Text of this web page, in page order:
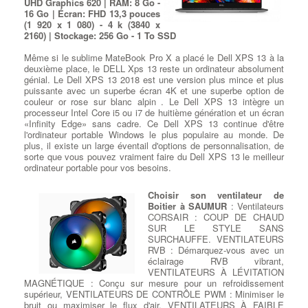
de causer des dommages plutôt que de gagner de l'argent grâce
aux rançons. Il a causé des dégâts importants aux entreprises et
aux infrastructures informatiques.
Conficker : Lancé en 2008, Conficker était un ver informatique
dans les systèmes Windows. Il pouvait prendre le contrôle
complet des ordinateurs infectés.
Zeus (Zbot) : C'était un cheval de Troie financier très dangereux
qui visait principalement à voler des informations sensibles,
telles que les identifiants bancaires et les mots de passe.
Stuxnet : Découvert en 2010, Stuxnet était un ver informatique
sophistiqué conçu pour cibler les systèmes de contrôle
industriels, en particulier ceux liés au programme nucléaire
iranien. Il est considéré comme l'une des premières armes
cybernétiques déployées pour attaquer des infrastructures
critiques.
en 2013. Il chiffrait les fichiers des victimes et demandait une
rançon pour les décrypter.
Mirai : Apparu en 2016, Mirai était un logiciel malveillant de type
botnet qui infectait principalement les objets connectés (IoT) pour
les recruter dans un réseau de bots, qui pouvait ensuite être
utilisé pour lancer des attaques DDoS massives.
Emotet : C'était un cheval de Troie bancaire qui a évolué pour
devenir l'un des malwares les plus polyvalents et dangereux. Il
pouvait être utilisé pour voler des informations, propager d'autres
malwares et lancer des attaques de phishing.
Il est important de noter que de nouveaux virus et malwares
Portables
Réparation ventilation et
dysfonctionnement du ventilateur
de votre ordinateur portable ou du
système de transfert thermique
peut sembler anodin, mais si
votre ordinateur surchauffe trop
(aérations bouchées, Thermic HS,
utilisation intensive etc ...), il risque de causer des problèmes
complexes à SAUMUR Impossibilité de démarrer votre PC,
panne générale du CPU ou du GPU, dégradation des chipsets,
perte de données. Si vous pensez que votre ventilateur est peut-
être en panne, apportez-le immédiatement à votre réparateur
Chercher Un Réparateur Ordi Portable
Réparation sur Ordi Portables
Dépannage : ventilateur de
ordinateur: Souvent, un
ventilateur d'ordinateur à
SAUMUR commencera à émettre
d'étranges bruits de grincement
16 Go | Écran: FHD 13,3 pouces
(1 920 x 1 080) - 4 k (3840 x
2160) | Stockage: 256 Go - 1 To SSD
Même si le sublime MateBook Pro X a placé le Dell XPS 13 à la
deuxième place, le DELL Xps 13 reste un ordinateur absolument
génial. Le Dell XPS 13 2018 est une version plus mince et plus
puissante avec un superbe écran 4K et une superbe option de
couleur or rose sur blanc alpin . Le Dell XPS 13 intègre un
processeur Intel Core i5 ou i7 de huitième génération et un écran
«Infinity Edge» sans cadre. Ce Dell XPS 13 continue d'être
l'ordinateur portable Windows le plus populaire au monde. De
plus, il existe un large éventail d'options de personnalisation, de
sorte que vous pouvez vraiment faire du Dell XPS 13 le meilleur
ordinateur portable pour vos besoins.
Choisir son ventilateur de
Boitier à SAUMUR : Ventilateurs
CORSAIR : COUP DE CHAUD
SUR LE STYLE SANS
SURCHAUFFE. VENTILATEURS
RVB : Démarquez-vous avec un
éclairage RVB vibrant,
VENTILATEURS À LÉVITATION
MAGNÉTIQUE : Conçu sur mesure pour un refroidissement
supérieur, VENTILATEURS DE CONTRÔLE PWM : Minimiser le
bruit ou maximiser le flux d'air, VENTILATEURS À FAIBLE